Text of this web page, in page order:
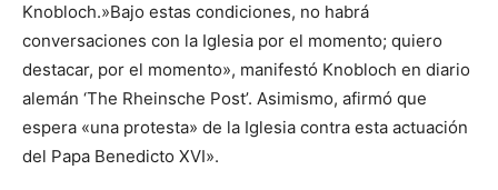
Knobloch.»Bajo estas condiciones, no habrá
conversaciones con la Iglesia por el momento; quiero
destacar, por el momento», manifestó Knobloch en diario
alemán ‘The Rheinsche Post’. Asimismo, afirmó que
espera «una protesta» de la Iglesia contra esta actuación
del Papa Benedicto XVI».